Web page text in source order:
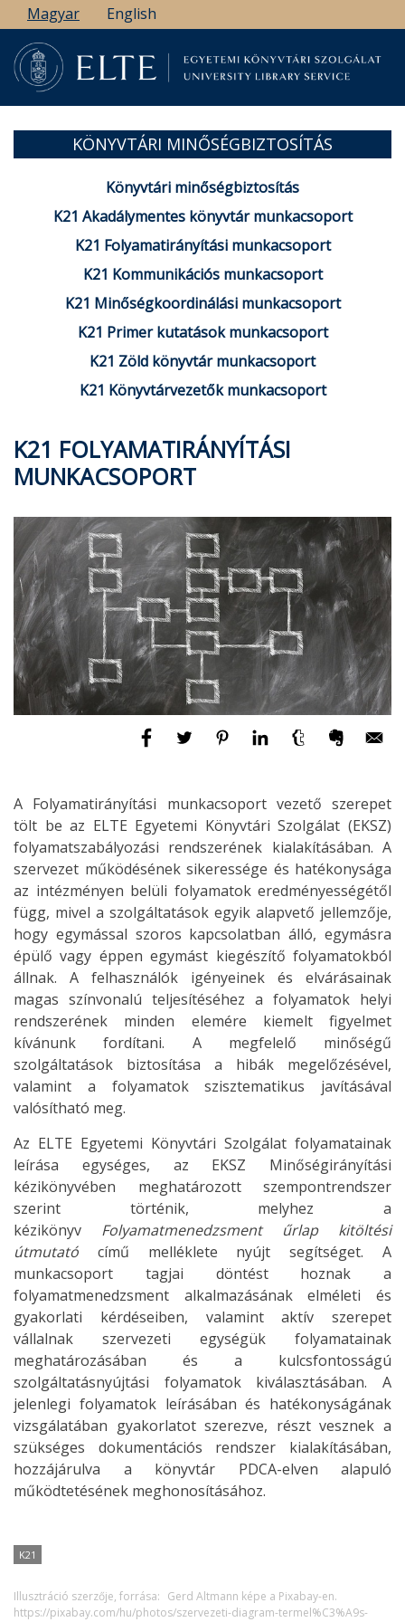
Ugrás
a
tartalomra
Magyar English
KÖNYVTÁRI MINŐSÉGBIZTOSÍTÁS
Könyvtári minőségbiztosítás
K21 Akadálymentes könyvtár munkacsoport
K21 Folyamatirányítási munkacsoport
K21 Kommunikációs munkacsoport
K21 Minőségkoordinálási munkacsoport
K21 Primer kutatások munkacsoport
K21 Zöld könyvtár munkacsoport
K21 Könyvtárvezetők munkacsoport
K21 FOLYAMATIRÁNYÍTÁSI
MUNKACSOPORT
A Folyamatirányítási munkacsoport vezető szerepet
tölt be az ELTE Egyetemi Könyvtári Szolgálat (EKSZ)
folyamatszabályozási rendszerének kialakításában. A
szervezet működésének sikeressége és hatékonysága
az intézményen belüli folyamatok eredményességétől
függ, mivel a szolgáltatások egyik alapvető jellemzője,
hogy egymással szoros kapcsolatban álló, egymásra
épülő vagy éppen egymást kiegészítő folyamatokból
állnak. A felhasználók igényeinek és elvárásainak
magas színvonalú teljesítéséhez a folyamatok helyi
rendszerének minden elemére kiemelt figyelmet
kívánunk fordítani. A megfelelő minőségű
szolgáltatások biztosítása a hibák megelőzésével,
valamint a folyamatok szisztematikus javításával
valósítható meg.
Az ELTE Egyetemi Könyvtári Szolgálat folyamatainak
leírása egységes, az EKSZ Minőségirányítási
kézikönyvében meghatározott szempontrendszer
szerint történik, melyhez a
kézikönyv Folyamatmenedzsment űrlap kitöltési
útmutató című melléklete nyújt segítséget. A
munkacsoport tagjai döntést hoznak a
folyamatmenedzsment alkalmazásának elméleti és
gyakorlati kérdéseiben, valamint aktív szerepet
vállalnak szervezeti egységük folyamatainak
meghatározásában és a kulcsfontosságú
szolgáltatásnyújtási folyamatok kiválasztásában. A
jelenlegi folyamatok leírásában és hatékonyságának
vizsgálatában gyakorlatot szerezve, részt vesznek a
szükséges dokumentációs rendszer kialakításában,
hozzájárulva a könyvtár PDCA-elven alapuló
működtetésének meghonosításához.
K21
Illusztráció szerzője, forrása: Gerd Altmann képe a Pixabay-en.
https://pixabay.com/hu/photos/szervezeti-diagram-termel%C3%A9s-